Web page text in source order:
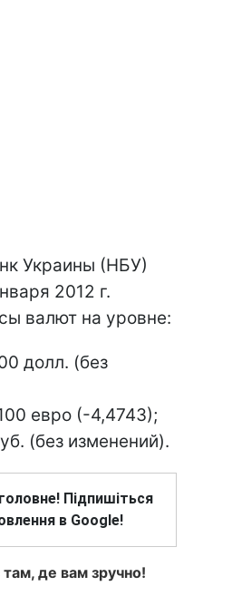
Украины (НБУ)
2012 г.
валют на уровне:
долл. (без
евро (-4,4743);
(без изменений).
Підпишіться
в Google!
де вам зручно!